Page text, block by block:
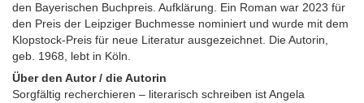
den Bayerischen Buchpreis. Aufklärung. Ein Roman war 2023 für
den Preis der Leipziger Buchmesse nominiert und wurde mit dem
Klopstock-Preis für neue Literatur ausgezeichnet. Die Autorin,
geb. 1968, lebt in Köln.
Über den Autor / die Autorin
Sorgfältig recherchieren – literarisch schreiben ist Angela